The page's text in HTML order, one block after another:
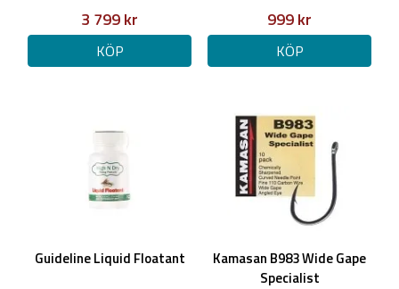
3 799 kr
KÖP
999 kr
KÖP
Guideline Liquid Floatant
Kamasan B983 Wide Gape
Specialist